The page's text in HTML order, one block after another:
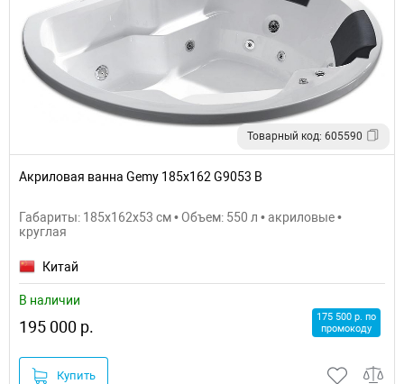
Товарный код: 605590
Акриловая ванна Gemy 185x162 G9053 B
Габариты: 185x162x53 см • Объем: 550 л • акриловые •
круглая
Китай
В наличии
195 000 р.
175 500 р. по
промокоду
Купить